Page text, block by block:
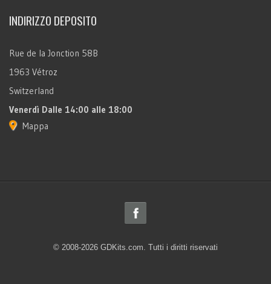
INDIRIZZO DEPOSITO
Rue de la Jonction 58B
1963 Vétroz
Switzerland
Venerdì Dalle 14:00 alle 18:00
Mappa
© 2008-2026 GDKits.com. Tutti i diritti riservati